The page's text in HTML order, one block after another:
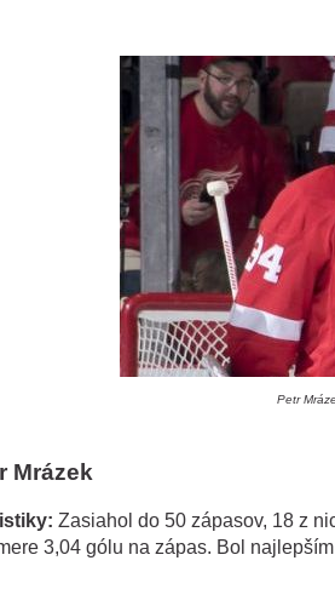
Petr
Mrázek
Zasiahol do 50 zápasov, 18 z
3,04 gólu na zápas. Bol